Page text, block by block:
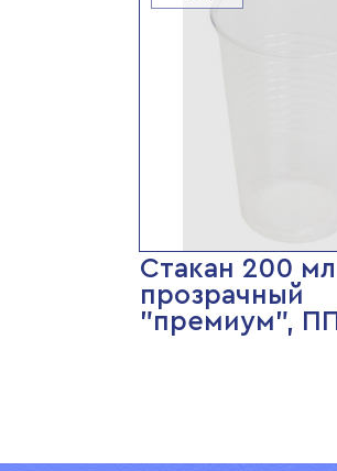
Стакан 200 мл
прозрачный
"премиум", ПП